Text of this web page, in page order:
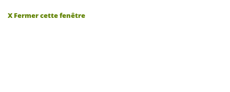
X Fermer cette fenêtre